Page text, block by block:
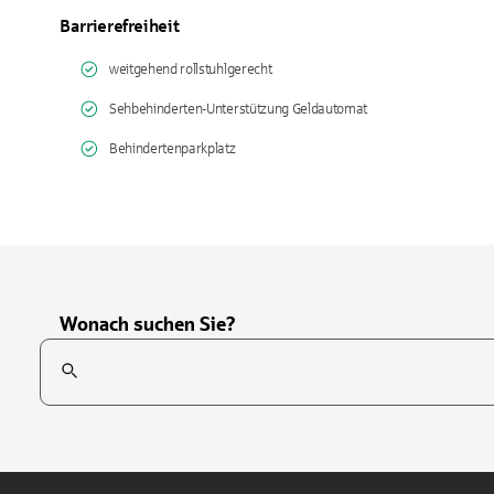
Barrierefreiheit
weitgehend rollstuhlgerecht
Sehbehinderten-Unterstützung Geldautomat
Behindertenparkplatz
Wonach suchen Sie?
Suchfeld